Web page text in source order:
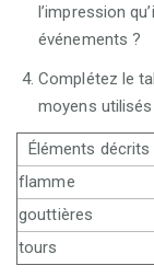
l’impression
événements ?
Complétez le
moyens
Éléments décrits
flamme
gouttières
tours